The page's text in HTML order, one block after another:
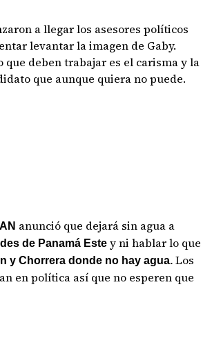
a llegar los asesores políticos
levantar la imagen de Gaby.
que deben trabajar es el carisma y la
que aunque quiera no puede.
anunció que dejará sin agua a
de Panamá Este y ni hablar lo que
y Chorrera donde no hay agua. Los
en política así que no esperen que